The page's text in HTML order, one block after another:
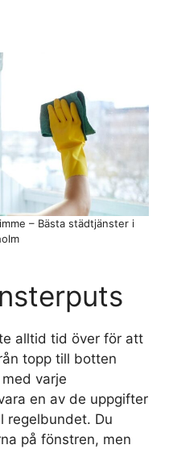
– Bästa städtjänster i
alltid tid över för att
topp till botten
varje
en av de uppgifter
regelbundet. Du
på fönstren, men